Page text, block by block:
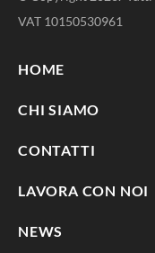
VAT 10150530961
HOME
CHI SIAMO
CONTATTI
LAVORA CON NOI
NEWS